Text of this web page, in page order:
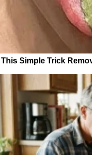
This Simple Trick